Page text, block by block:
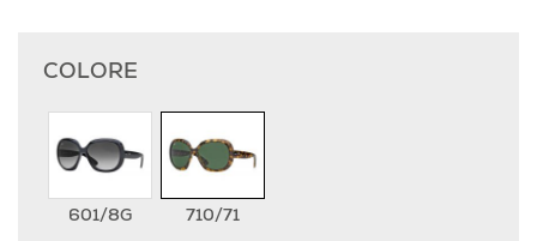
COLORE
601/8G 710/71